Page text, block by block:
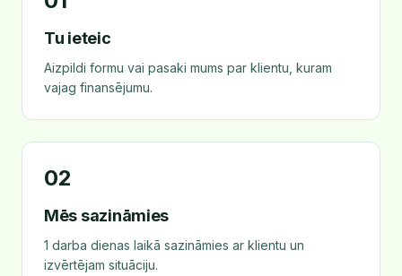
Tu ieteic
Aizpildi formu vai pasaki mums par klientu, kuram
vajag finansējumu.
02
Mēs sazināmies
1 darba dienas laikā sazināmies ar klientu un
izvērtējam situāciju.